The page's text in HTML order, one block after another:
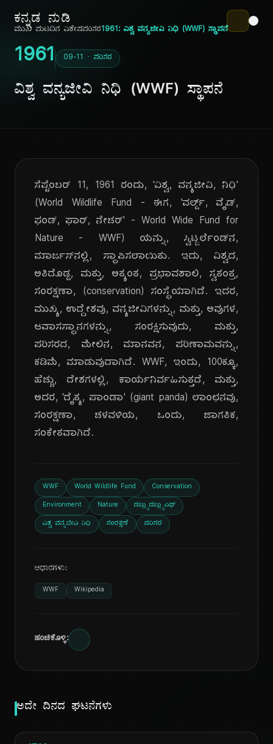
ಕನ್ನಡ ನುಡಿ
ಮುಖ ಪುಟದಿನ ವಿಶೇಷಪರಿಸರ1961: ವಿಶ್ವ ವನ್ಯಜೀವಿ ನಿಧಿ (WWF) ಸ್ಥಾಪನೆ
1961 09-11 · ಪರಿಸರ
ವಿಶ್ವ ವನ್ಯಜೀವಿ ನಿಧಿ (WWF) ಸ್ಥಾಪನೆ
ಸೆಪ್ಟೆಂಬರ್ 11, 1961 ರಂದು, 'ವಿಶ್ವ, ವನ್ಯಜೀವಿ, ನಿಧಿ'
(World Wildlife Fund - ಈಗ, 'ವರ್ಲ್ಡ್, ವೈಡ್,
ಫಂಡ್, ಫಾರ್, ನೇಚರ್' - World Wide Fund for
Nature - WWF) ಯನ್ನು, ಸ್ವಿಟ್ಜರ್ಲೆಂಡ್‌ನ,
ಮಾರ್ಜಸ್‌ನಲ್ಲಿ, ಸ್ಥಾಪಿಸಲಾಯಿತು. ಇದು, ವಿಶ್ವದ,
ಅತಿದೊಡ್ಡ, ಮತ್ತು, ಅತ್ಯಂತ, ಪ್ರಭಾವಶಾಲಿ, ಸ್ವತಂತ್ರ,
ಸಂರಕ್ಷಣಾ, (conservation) ಸಂಸ್ಥೆಯಾಗಿದೆ. ಇದರ,
ಮುಖ್ಯ, ಉದ್ದೇಶವು, ವನ್ಯಜೀವಿಗಳನ್ನು, ಮತ್ತು, ಅವುಗಳ,
ಆವಾಸಸ್ಥಾನಗಳನ್ನು, ಸಂರಕ್ಷಿಸುವುದು, ಮತ್ತು,
ಪರಿಸರದ, ಮೇಲಿನ, ಮಾನವನ, ಪರಿಣಾಮವನ್ನು,
ಕಡಿಮೆ, ಮಾಡುವುದಾಗಿದೆ. WWF, ಇಂದು, 100ಕ್ಕೂ,
ಹೆಚ್ಚು, ದೇಶಗಳಲ್ಲಿ, ಕಾರ್ಯನಿರ್ವಹಿಸುತ್ತದೆ, ಮತ್ತು,
ಅದರ, 'ದೈತ್ಯ, ಪಾಂಡಾ' (giant panda) ಲಾಂಛನವು,
ಸಂರಕ್ಷಣಾ, ಚಳವಳಿಯ, ಒಂದು, ಜಾಗತಿಕ,
ಸಂಕೇತವಾಗಿದೆ.
WWF World Wildlife Fund Conservation
Environment Nature ಡಬ್ಲ್ಯುಡಬ್ಲ್ಯುಎಫ್
ವಿಶ್ವ ವನ್ಯಜೀವಿ ನಿಧಿ ಸಂರಕ್ಷಣೆ ಪರಿಸರ
ಆಧಾರಗಳು:
WWF Wikipedia
ಹಂಚಿಕೊಳ್ಳಿ:
ಅದೇ ದಿನದ ಘಟನೆಗಳು